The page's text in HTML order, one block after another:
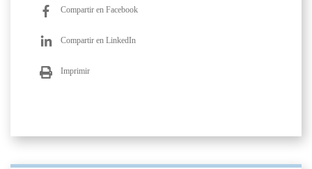
Compartir en Facebook
Compartir en LinkedIn
Imprimir